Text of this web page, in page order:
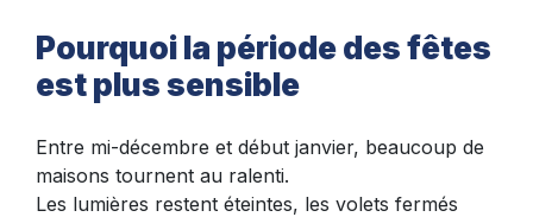
Pourquoi la période des fêtes
est plus sensible
Entre mi-décembre et début janvier, beaucoup de
maisons tournent au ralenti.
Les lumières restent éteintes, les volets fermés